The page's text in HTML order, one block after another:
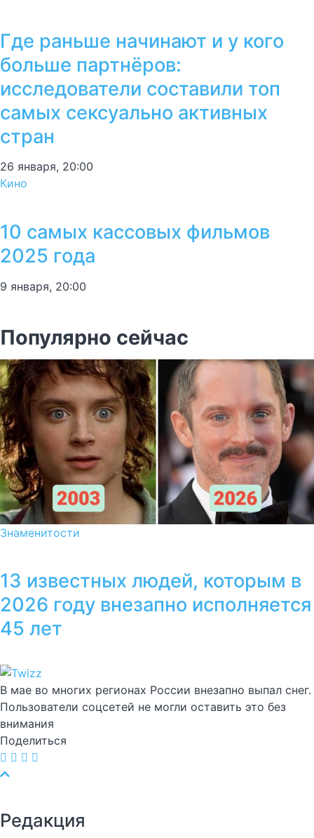
Где раньше начинают и у кого
больше партнёров:
исследователи составили топ
самых сексуально активных
стран
26 января, 20:00
Кино
10 самых кассовых фильмов
2025 года
9 января, 20:00
Популярно сейчас
Знаменитости
13 известных людей, которым в
2026 году внезапно исполняется
45 лет
В мае во многих регионах России внезапно выпал снег.
Пользователи соцсетей не могли оставить это без
внимания
Поделиться
Редакция